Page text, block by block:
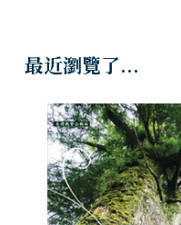
最近瀏覽了...